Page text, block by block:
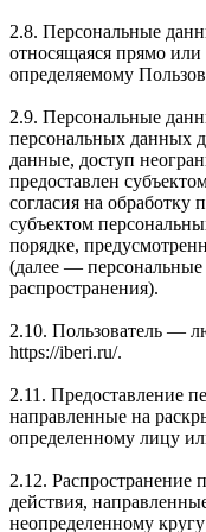
2.8. Персональные
относящаяся прямо
определяемому
2.9. Персональные
персональных данных
данные, доступ
предоставлен
согласия на
субъектом
порядке,
(далее —
распространения).
2.10. Пользователь —
https://iberi.ru/.
2.11. Предоставление
направленные на
определенному лицу
2.12.
действия,
неопределенному